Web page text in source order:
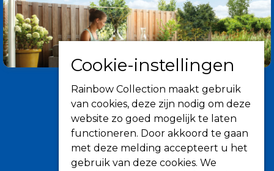
Informatie
Cookie-instellingen
Rainbow Collection maakt gebruik
van cookies, deze zijn nodig om deze
website zo goed mogelijk te laten
functioneren. Door akkoord te gaan
met deze melding accepteert u het
gebruik van deze cookies. We